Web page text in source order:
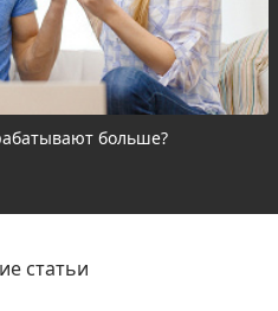
больше?
статьи